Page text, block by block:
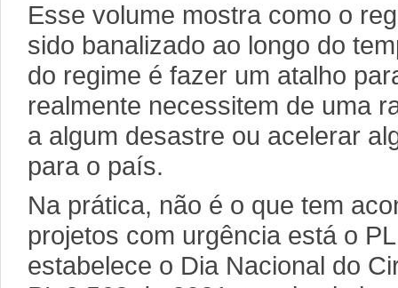
Esse volume mostra como o
sido banalizado ao longo do
do regime é fazer um atalho
realmente necessitem de uma
a algum desastre ou acelerar
para o país.
Na prática, não é o que tem
projetos com urgência está o
estabelece o Dia Nacional do